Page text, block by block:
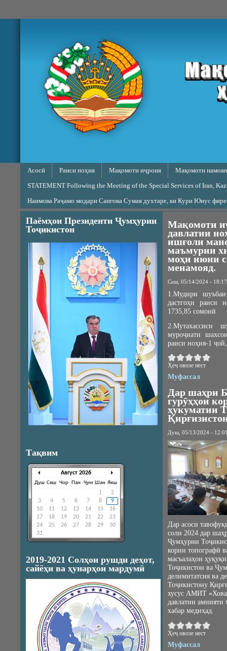
Main menu
Асосӣ Раиси ноҳия Мақомоти иҷроия
Мақомоти
STATEMENT Following the Meeting of the Special Services of Iran,
Наимова Раҷамо модари Сангова Сумая духтаре, ки Кури Юнус
Паёмҳои Президенти Ҷумҳурии
Тоҷикистон
Тақвим
Душ Сеш Чор Пан Ҷум Шан Якш
1
2
3
4 5 6 7 8
9
10
11 12 13 14 15
16
17
18 19 20 21 22
23
24
25 26 27 28 29
30
31
Август 2026
2019-2021 Солҳои рушди деҳот,
сайёҳи ва ҳунарҳои мардумӣ
Мақомоти
давлатии
ишғоли
маъмурии
моҳи июни
менамояд.
Сеш, 05/14/2024 - 18:17
1.Мудири
дастгоҳи раиси
1735,85 сомонӣ
2.Мутахассиси
муроҷиати
раиси ноҳия-1
Ҳеҷ овозе нест
Муфассал
Дар шаҳри
гурӯҳҳои
ҳукуматии
Душ, 05/13/2024 -
Дар асоси
соли 2024 дар
Ҷумҳурии
кории топографӣ
масъалаҳои
Тоҷикистон ва
делимитатсия ва
Тоҷикистону
хусус АМИТ
давлатии
хабар медиҳад.
Ҳеҷ овозе нест
Муфассал